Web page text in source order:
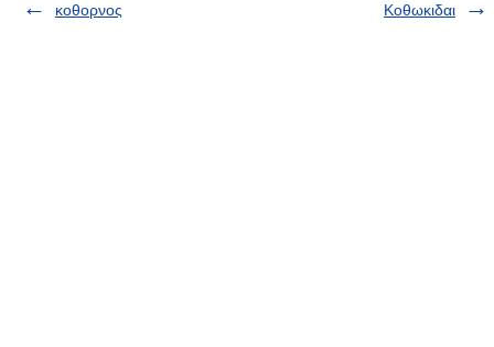
κοθορνος
Κοθωκιδαι